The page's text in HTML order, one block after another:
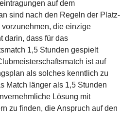
auf dem
sind nach den Regeln der Platz-
die einzige
darin, dass für das
1,5 Stunden gespielt
ist auf
als solches kenntlich zu
Match länger als 1,5 Stunden
Lösung mit
zu finden, die Anspruch auf den